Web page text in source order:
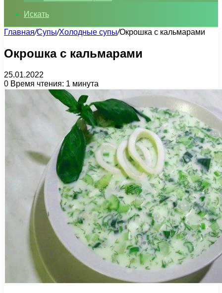
Искать
Главная/Супы/Холодные супы/Окрошка с кальмарами
Окрошка с кальмарами
25.01.2022
0 Время чтения: 1 минута